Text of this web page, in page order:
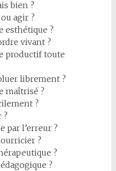
bien ?
agir ?
esthétique ?
vivant ?
productif toute
librement ?
maîtrisé ?
?
?
par l’erreur ?
?
?
?